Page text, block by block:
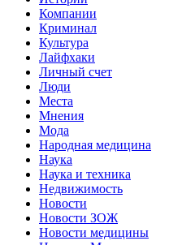
Компании
Криминал
Культура
Лайфхаки
Личный счет
Люди
Места
Мнения
Мода
Народная медицина
Наука
Наука и техника
Недвижимость
Новости
Новости ЗОЖ
Новости медицины